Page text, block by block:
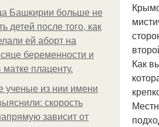
Башкирии больше не
детей после того, как
ей аборт на
беременности и
матке плаценту.
ученые из нии имени
скорость
зависит от
Как